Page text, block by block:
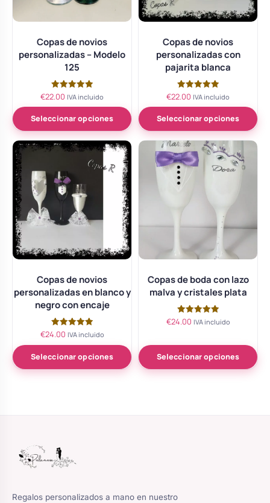
Copas de novios
personalizadas – Modelo
125
Valorado
de 5
€22.00 IVA incluido
Seleccionar opciones
Copas de novios
personalizadas con
pajarita blanca
Valorado
de 5
€22.00 IVA incluido
Seleccionar opciones
Copas de novios
personalizadas en blanco y
negro con encaje
Valorado
5.00
de 5
€24.00 IVA incluido
Seleccionar opciones
Copas de boda con lazo
malva y cristales plata
Valorado
€24.00 IVA incluido
Seleccionar opciones
Regalos personalizados a mano en nuestro